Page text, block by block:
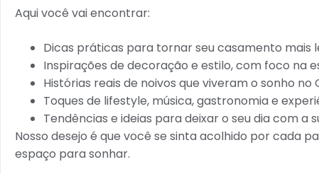
Aqui você vai encontrar:
Dicas práticas para tornar seu casamento mais
Inspirações de decoração e estilo, com foco na
Histórias reais de noivos que viveram o sonho no
Toques de lifestyle, música, gastronomia e
Tendências e ideias para deixar o seu dia com a
Nosso desejo é que você se sinta acolhido por cada
espaço para sonhar.